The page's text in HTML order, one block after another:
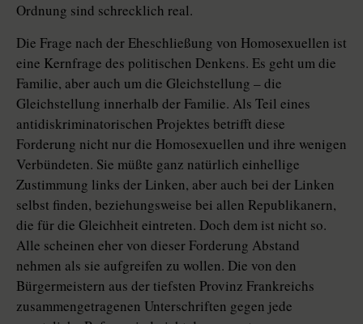
Ordnung sind schrecklich real.
Die Frage nach der Eheschließung von Homosexuellen ist
eine Kernfrage des politischen Denkens. Es geht um die
Familie, aber auch um die Gleichstellung – die
Gleichstellung innerhalb der Familie. Als Teil eines
antidiskriminatorischen Projektes betrifft diese
Forderung nicht nur die Homosexuellen und ihre wenigen
Verbündeten. Sie müßte ganz natürlich einhellige
Zustimmung links der Linken, aber auch bei der Linken
selbst finden, beziehungsweise bei allen Republikanern,
die für die Gleichheit eintreten. Doch dem ist nicht so.
Alle scheinen eher von dieser Forderung Abstand
nehmen als sie aufgreifen zu wollen. Die von den
Bürgermeistern aus der tiefsten Provinz Frankreichs
zusammengetragenen Unterschriften gegen jede